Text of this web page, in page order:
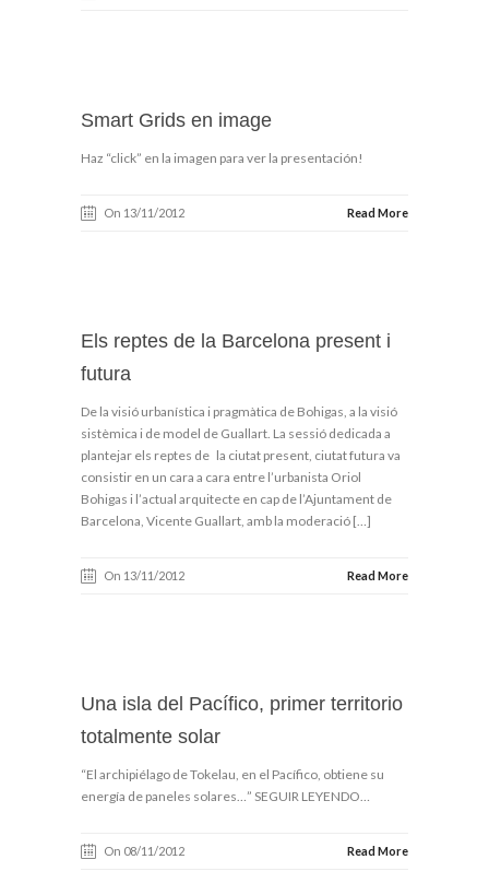
Smart Grids en image
Haz “click” en la imagen para ver la presentación!
On 13/11/2012 Read More
Els reptes de la Barcelona present i
futura
De la visió urbanística i pragmàtica de Bohigas, a la visió
sistèmica i de model de Guallart. La sessió dedicada a
plantejar els reptes de la ciutat present, ciutat futura va
consistir en un cara a cara entre l’urbanista Oriol
Bohigas i l’actual arquitecte en cap de l’Ajuntament de
Barcelona, Vicente Guallart, amb la moderació […]
On 13/11/2012 Read More
Una isla del Pacífico, primer territorio
totalmente solar
“El archipiélago de Tokelau, en el Pacífico, obtiene su
energía de paneles solares…” SEGUIR LEYENDO…
On 08/11/2012 Read More